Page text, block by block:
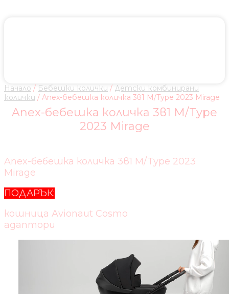
Начало / Бебешки колички / Детски комбинирани
колички / Anex-бебешка количка 3в1 M/Type 2023 Mirage
Anex-бебешка количка 3в1 M/Type
2023 Mirage
Anex-бебешка количка 3в1 M/Type 2023
Mirage
ПОДАРЪК:
кошница Avionaut Cosmo
адаптори